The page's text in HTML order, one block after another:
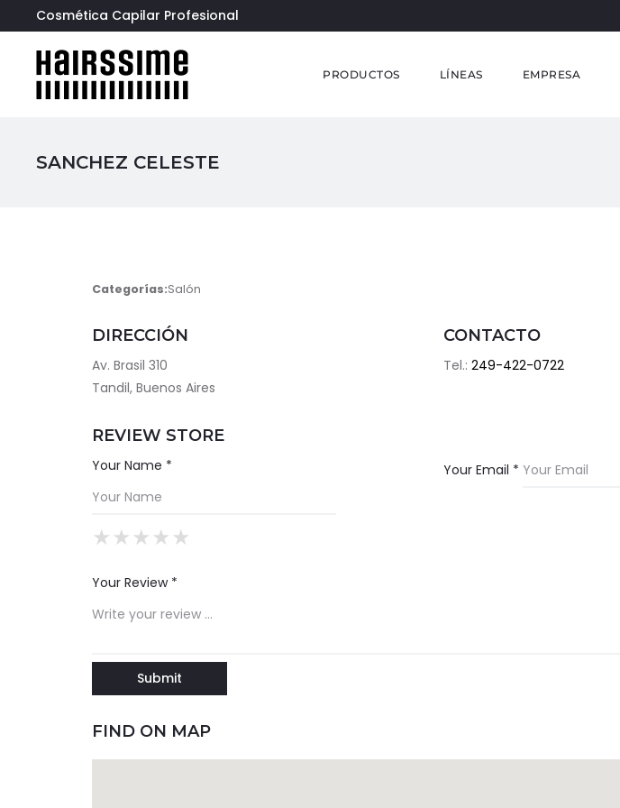
Cosmética Capilar Profesional
PRODUCTOS LÍNEAS EMPRESA
SANCHEZ CELESTE
Categorías:Salón
DIRECCIÓN
Av. Brasil 310
Tandil, Buenos Aires
CONTACTO
Tel.: 249-422-0722
REVIEW STORE
Your Name * Your Email *
★
★★
★★★
★★★★
★★★★★
Your Review *
FIND ON MAP